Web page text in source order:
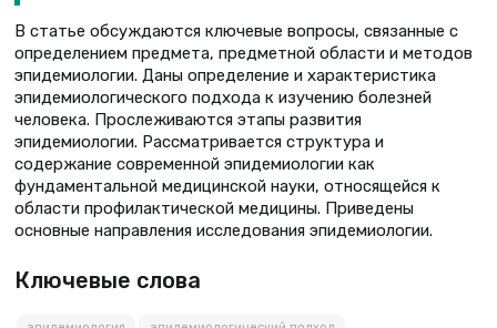
В статье обсуждаются ключевые вопросы, связанные с
определением предмета, предметной области и методов
эпидемиологии. Даны определение и характеристика
эпидемиологического подхода к изучению болезней
человека. Прослеживаются этапы развития
эпидемиологии. Рассматривается структура и
содержание современной эпидемиологии как
фундаментальной медицинской науки, относящейся к
области профилактической медицины. Приведены
основные направления исследования эпидемиологии.
Ключевые слова